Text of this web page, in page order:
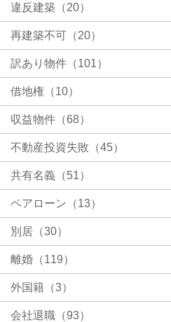
違反建築（20）
再建築不可（20）
訳あり物件（101）
借地権（10）
収益物件（68）
不動産投資失敗（45）
共有名義（51）
ペアローン（13）
別居（30）
離婚（119）
外国籍（3）
会社退職（93）